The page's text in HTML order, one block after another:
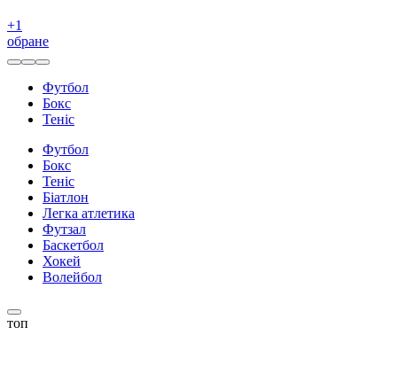
+1
обране
Футбол
Бокс
Теніс
Футбол
Бокс
Теніс
Біатлон
Легка атлетика
Футзал
Баскетбол
Хокей
Волейбол
топ